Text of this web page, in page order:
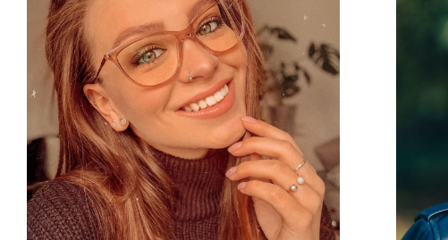
Marca:
Ray-Ban
Codice:
0RX7025 5719 57